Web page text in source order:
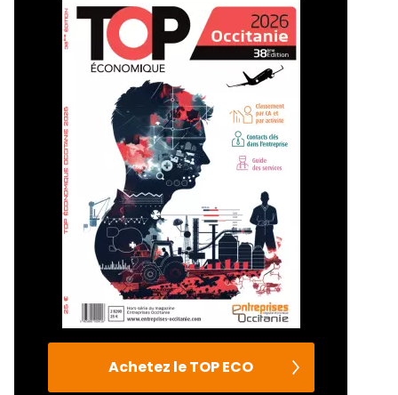
Achetez le TOP ECO